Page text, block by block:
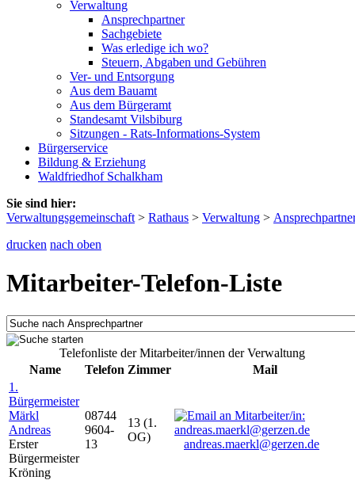
Verwaltung
Ansprechpartner
Sachgebiete
Was erledige ich wo?
Steuern, Abgaben und Gebühren
Ver- und Entsorgung
Aus dem Bauamt
Aus dem Bürgeramt
Standesamt Vilsbiburg
Sitzungen - Rats-Informations-System
Bürgerservice
Bildung & Erziehung
Waldfriedhof Schalkham
Sie sind hier:
Verwaltungsgemeinschaft > Rathaus > Verwaltung >
drucken nach oben
Mitarbeiter-Telefon-Liste
Telefonliste der Mitarbeiter/innen der Verwaltung
Name
Telefon Zimmer
Mail
1.
Bürgermeister
Märkl
Andreas
Erster
Bürgermeister
Kröning
08744
9604-
13
13 (1.
OG)
andreas.maerkl@gerzen.de